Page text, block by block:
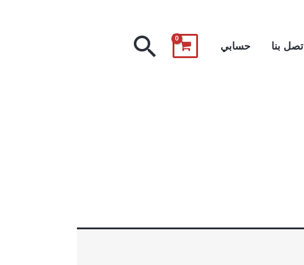
اتصل بنا حسابي البحث